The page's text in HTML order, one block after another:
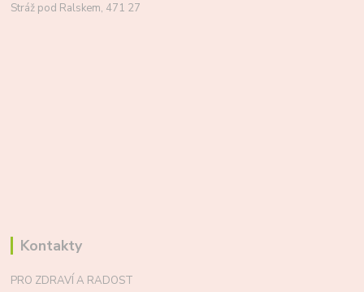
Stráž pod Ralskem, 471 27
Kontakty
PRO ZDRAVÍ A RADOST